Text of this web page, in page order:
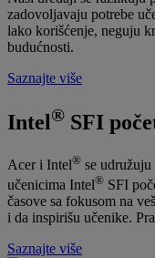
zadovoljavaju potrebe
lako korišćenje, neguju
budućnosti.
Saznajte više
Intel® SFI
Acer i Intel® se
učenicima Intel® SFI
časove sa fokusom na
i da inspirišu učenike.
Saznajte više